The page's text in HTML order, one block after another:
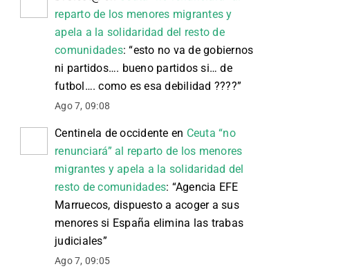
reparto de los menores migrantes y
apela a la solidaridad del resto de
comunidades: “esto no va de gobiernos
ni partidos…. bueno partidos si… de
futbol…. como es esa debilidad ????”
Ago 7, 09:08
Centinela de occidente en Ceuta “no
renunciará” al reparto de los menores
migrantes y apela a la solidaridad del
resto de comunidades: “Agencia EFE
Marruecos, dispuesto a acoger a sus
menores si España elimina las trabas
judiciales”
Ago 7, 09:05